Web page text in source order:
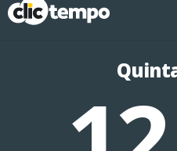
Fonte: CLIMATEMPO